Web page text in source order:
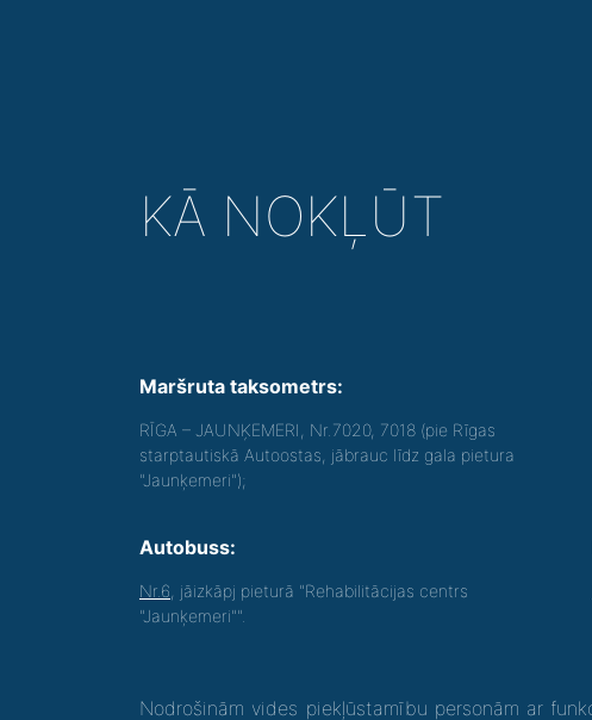
KĀ NOKĻŪT
Maršruta taksometrs:
RĪGA – JAUNĶEMERI, Nr.7020, 7018 (pie Rīgas
starptautiskā Autoostas, jābrauc līdz gala pietura
"Jaunķemeri");
Autobuss:
Nr.6 , jāizkāpj pieturā "Rehabilitācijas centrs
"Jaunķemeri"".
Nodrošinām vides piekļūstamību personām ar